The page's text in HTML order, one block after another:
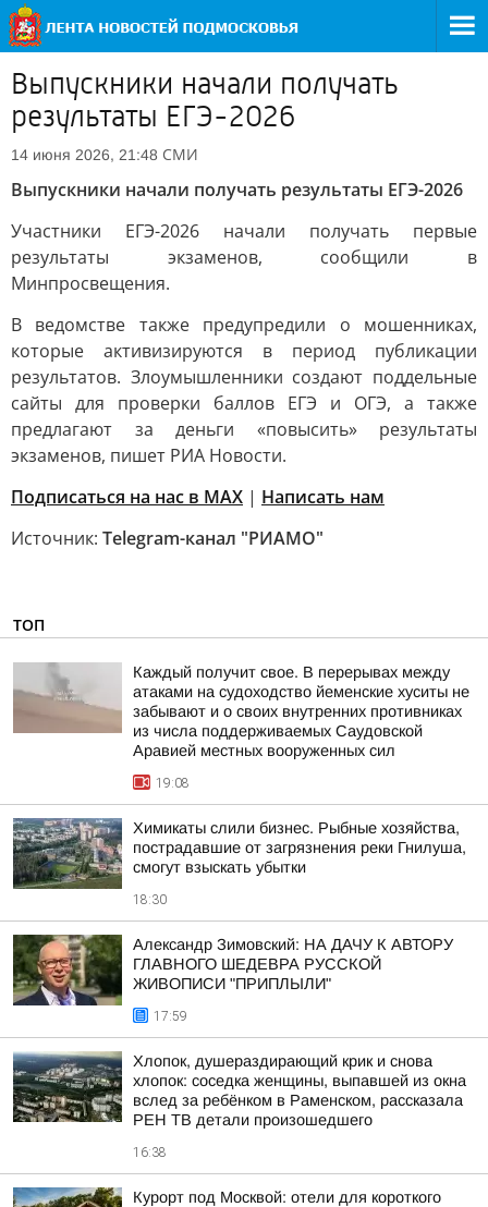
Выпускники начали получать
результаты ЕГЭ-2026
14 июня 2026, 21:48 СМИ
Выпускники начали получать результаты ЕГЭ-2026
Участники ЕГЭ-2026 начали получать первые
результаты экзаменов, сообщили в
Минпросвещения.
В ведомстве также предупредили о мошенниках,
которые активизируются в период публикации
результатов. Злоумышленники создают поддельные
сайты для проверки баллов ЕГЭ и ОГЭ, а также
предлагают за деньги «повысить» результаты
экзаменов, пишет РИА Новости.
Подписаться на нас в MAX | Написать нам
Источник: Telegram-канал "РИАМО"
ТОП
Каждый получит свое. В перерывах между
атаками на судоходство йеменские хуситы не
забывают и о своих внутренних противниках
из числа поддерживаемых Саудовской
Аравией местных вооруженных сил
19:08
Химикаты слили бизнес. Рыбные хозяйства,
пострадавшие от загрязнения реки Гнилуша,
смогут взыскать убытки
18:30
Александр Зимовский: НА ДАЧУ К АВТОРУ
ГЛАВНОГО ШЕДЕВРА РУССКОЙ
ЖИВОПИСИ "ПРИПЛЫЛИ"
17:59
Хлопок, душераздирающий крик и снова
хлопок: соседка женщины, выпавшей из окна
вслед за ребёнком в Раменском, рассказала
РЕН ТВ детали произошедшего
16:38
Курорт под Москвой: отели для короткого